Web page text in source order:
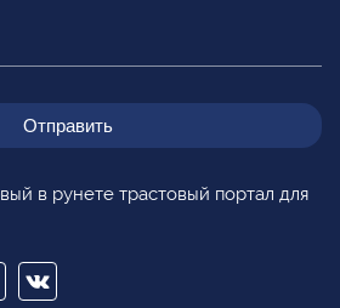
в рунете трастовый портал для